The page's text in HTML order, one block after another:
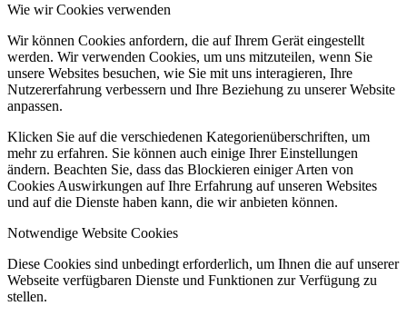
Wie wir Cookies verwenden
Wir können Cookies anfordern, die auf Ihrem Gerät eingestellt
werden. Wir verwenden Cookies, um uns mitzuteilen, wenn Sie
unsere Websites besuchen, wie Sie mit uns interagieren, Ihre
Nutzererfahrung verbessern und Ihre Beziehung zu unserer Website
anpassen.
Klicken Sie auf die verschiedenen Kategorienüberschriften, um
mehr zu erfahren. Sie können auch einige Ihrer Einstellungen
ändern. Beachten Sie, dass das Blockieren einiger Arten von
Cookies Auswirkungen auf Ihre Erfahrung auf unseren Websites
und auf die Dienste haben kann, die wir anbieten können.
Notwendige Website Cookies
Diese Cookies sind unbedingt erforderlich, um Ihnen die auf unserer
Webseite verfügbaren Dienste und Funktionen zur Verfügung zu
stellen.